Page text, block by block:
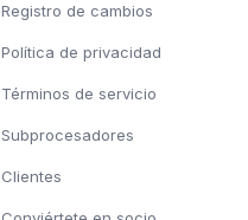
Registro de cambios
Política de privacidad
Términos de servicio
Subprocesadores
Clientes